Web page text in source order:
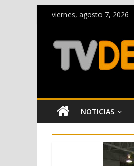
viernes, agosto 7, 2026
NOTICIAS